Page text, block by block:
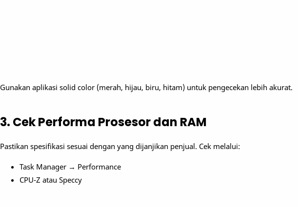
Gunakan aplikasi solid color (merah, hijau, biru, hitam) untuk pengecekan lebih akurat.
3. Cek Performa Prosesor dan RAM
Pastikan spesifikasi sesuai dengan yang dijanjikan penjual. Cek melalui:
Task Manager → Performance
CPU-Z atau Speccy